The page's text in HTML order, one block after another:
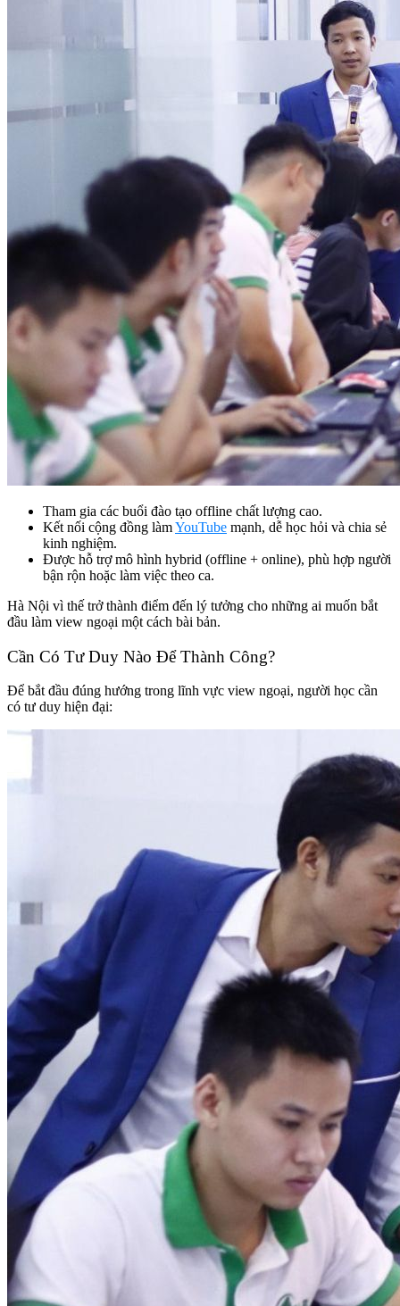
Tham gia các buổi đào tạo offline chất lượng cao.
Kết nối cộng đồng làmYouTube mạnh, dễ học hỏi và chia sẻ
kinh nghiệm.
Được hỗ trợ mô hình hybrid (offline + online), phù hợp người
bận rộn hoặc làm việc theo ca.
Hà Nội vì thế trở thành điểm đến lý tưởng cho những ai muốn bắt
đầu làm view ngoại một cách bài bản.
Cần Có Tư Duy Nào Để Thành Công?
Để bắt đầu đúng hướng trong lĩnh vực view ngoại, người học cần
có tư duy hiện đại: